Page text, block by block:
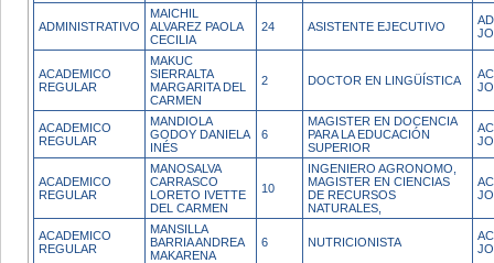
ADMINISTRATIVO
MAICHIL
ALVAREZ PAOLA
CECILIA
24 ASISTENTE EJECUTIVO
ACADEMICO
REGULAR
MAKUC
SIERRALTA
MARGARITA DEL
CARMEN
2 DOCTOR EN LINGÜÍSTICA
ACADEMICO
REGULAR
MANDIOLA
GODOY DANIELA
INÉS
6
MAGISTER EN DOCENCIA
PARA LA EDUCACIÓN
SUPERIOR
ACADEMICO
REGULAR
MANOSALVA
CARRASCO
LORETO IVETTE
DEL CARMEN
10
INGENIERO AGRONOMO,
MAGISTER EN CIENCIAS
DE RECURSOS
NATURALES,
ACADEMICO
REGULAR
MANSILLA
BARRIA ANDREA
MAKARENA
6 NUTRICIONISTA